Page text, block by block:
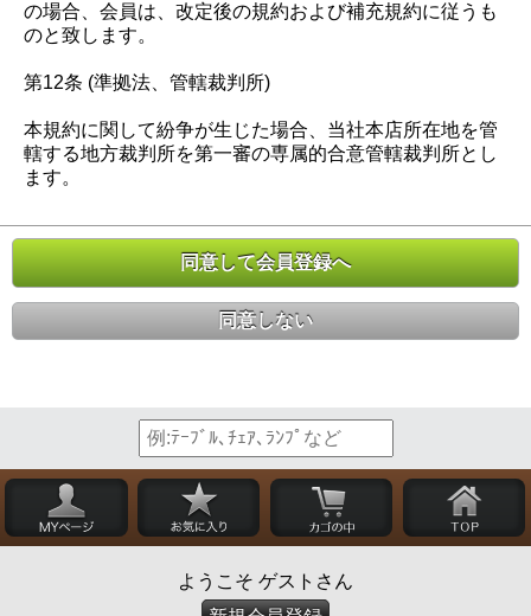
の場合、会員は、改定後の規約および補充規約に従うも
のと致します。
第12条 (準拠法、管轄裁判所)
本規約に関して紛争が生じた場合、当社本店所在地を管
轄する地方裁判所を第一審の専属的合意管轄裁判所とし
ます。
同意して会員登録へ
同意しない
ようこそ ゲストさん